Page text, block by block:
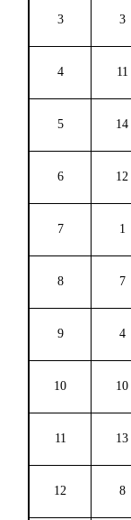
3 3
4 11
5 14
6 12
7 1
8 7
9 4
10 10
11 13
12 8